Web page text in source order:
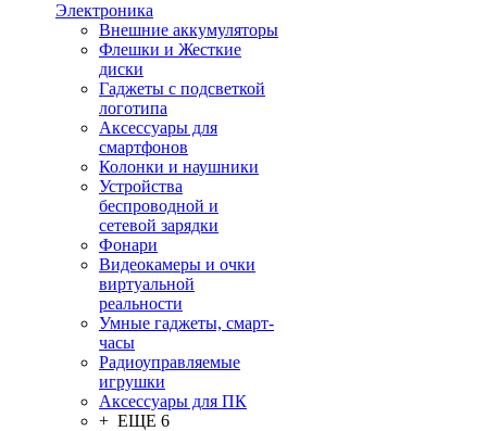
Электроника
Внешние аккумуляторы
Флешки и Жесткие
диски
Гаджеты с подсветкой
логотипа
Аксессуары для
смартфонов
Колонки и наушники
Устройства
беспроводной и
сетевой зарядки
Фонари
Видеокамеры и очки
виртуальной
реальности
Умные гаджеты, смарт-
часы
Радиоуправляемые
игрушки
Аксессуары для ПК
+ ЕЩЕ 6